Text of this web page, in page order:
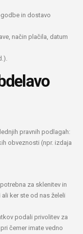
in dostavo
način plačila, datum
pravnih podlagah:
obveznosti (npr. izdaja
za sklenitev in
ker ste od nas želeli
podali privolitev za
čemer imate vedno